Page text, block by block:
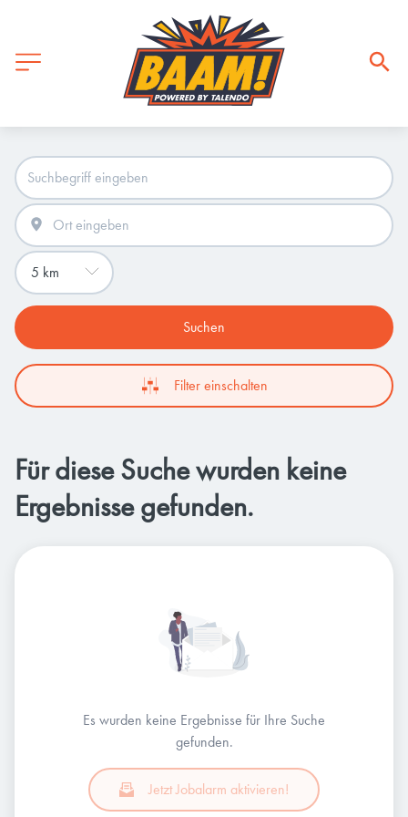
Suchen
Filter einschalten
Für diese Suche wurden keine
Ergebnisse gefunden.
Es wurden keine Ergebnisse für Ihre Suche
gefunden.
Jetzt Jobalarm aktivieren!